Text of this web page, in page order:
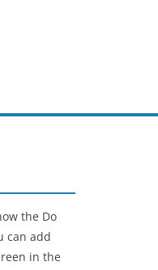
the Do
can add
in the